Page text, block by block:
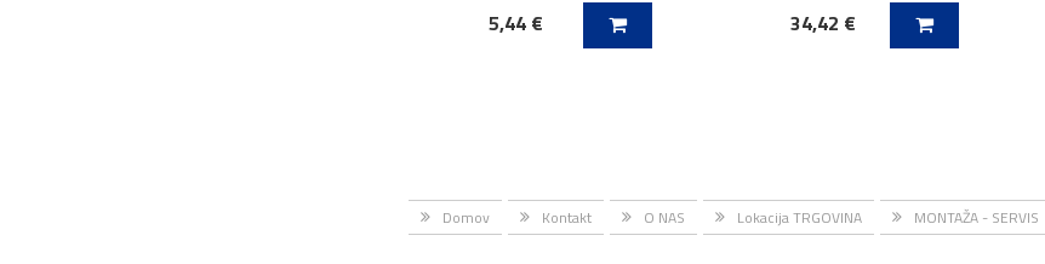
5,44 €
DODAJ V KOŠARICO 34,42 €
DODAJ V KOŠARICO
Domov Kontakt O NAS Lokacija TRGOVINA MONTAŽA - SERVIS